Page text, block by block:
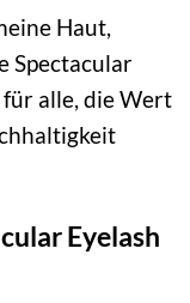
Haut,
Spectacular
alle, die Wert
Eyelash